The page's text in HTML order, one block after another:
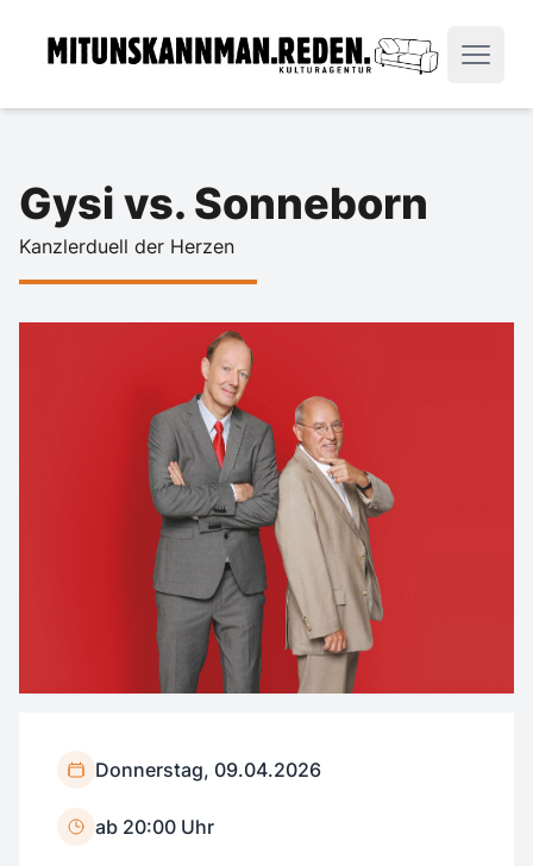
Gysi vs. Sonneborn
Kanzlerduell der Herzen
Donnerstag, 09.04.2026
ab 20:00 Uhr